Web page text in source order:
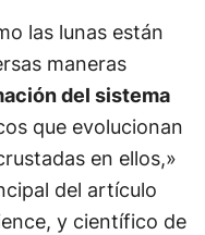
las lunas están
maneras
del sistema
que evolucionan
en ellos,»
del artículo
y científico de